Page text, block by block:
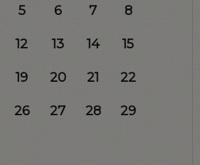
5 6 7 8
12 13 14 15
19 20 21 22
26 27 28 29